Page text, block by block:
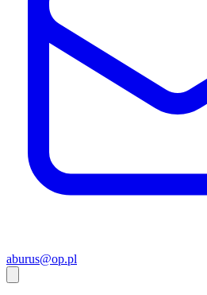
aburus@op.pl